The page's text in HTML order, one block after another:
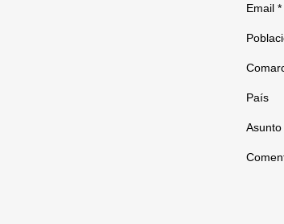
Email *
País
Asunto